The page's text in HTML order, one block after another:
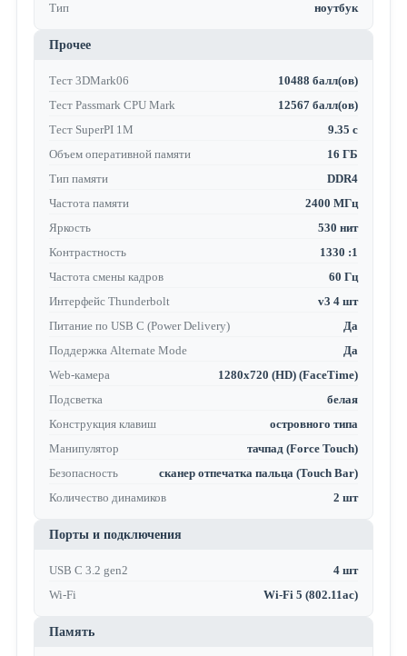
Тип
ноутбук
Прочее
Тест 3DMark06
10488 балл(ов)
Тест Passmark CPU Mark
12567 балл(ов)
Тест SuperPI 1M
9.35 с
Объем оперативной памяти
16 ГБ
Тип памяти
DDR4
Частота памяти
2400 МГц
Яркость
530 нит
Контрастность
1330 :1
Частота смены кадров
60 Гц
Интерфейс Thunderbolt
v3 4 шт
Питание по USB C (Power Delivery)
Да
Поддержка Alternate Mode
Да
Web-камера
1280x720 (HD) (FaceTime)
Подсветка
белая
Конструкция клавиш
островного типа
Манипулятор
тачпад (Force Touch)
Безопасность
сканер отпечатка пальца (Touch Bar)
Количество динамиков
2 шт
Порты и подключения
USB C 3.2 gen2
4 шт
Wi-Fi
Wi-Fi 5 (802.11ac)
Память